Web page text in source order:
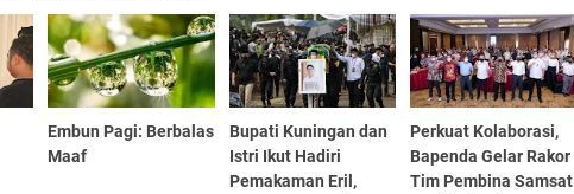
Embun Pagi: Berbalas
Maaf
Bupati Kuningan dan
Istri Ikut Hadiri
Pemakaman Eril,
Perkuat Kolaborasi,
Bapenda Gelar Rakor
Tim Pembina Samsat